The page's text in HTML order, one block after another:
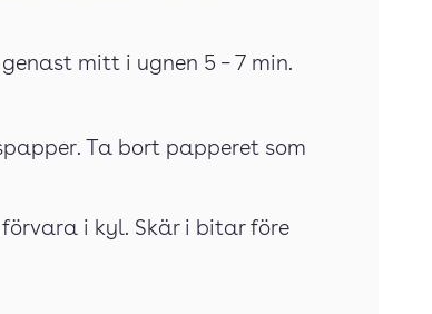
mitt i ugnen 5 – 7 min.
Ta bort papperet som
i kyl. Skär i bitar före